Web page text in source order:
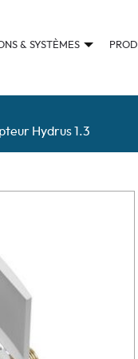
& SYSTÈMES
Hydrus 1.3